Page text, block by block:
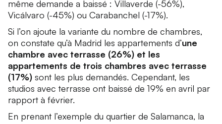
même demande a baissé : Villaverde (-56%),
Vicálvaro (-45%) ou Carabanchel (-17%).
Si l’on ajoute la variante du nombre de chambres,
on constate qu’à Madrid les appartements d’une
chambre avec terrasse (26%) et les
appartements de trois chambres avec terrasse
(17%) sont les plus demandés. Cependant, les
studios avec terrasse ont baissé de 19% en avril par
rapport à février.
En prenant l’exemple du quartier de Salamanca, la